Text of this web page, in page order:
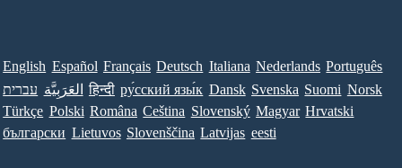
English Español Français Deutsch Italiana Nederlands Português
עברית العَرَبِيَّة हिन्दी ру́сский язы́к Dansk Svenska Suomi Norsk
Türkçe Polski Româna Ceština Slovenský Magyar Hrvatski
български Lietuvos Slovenščina Latvijas eesti